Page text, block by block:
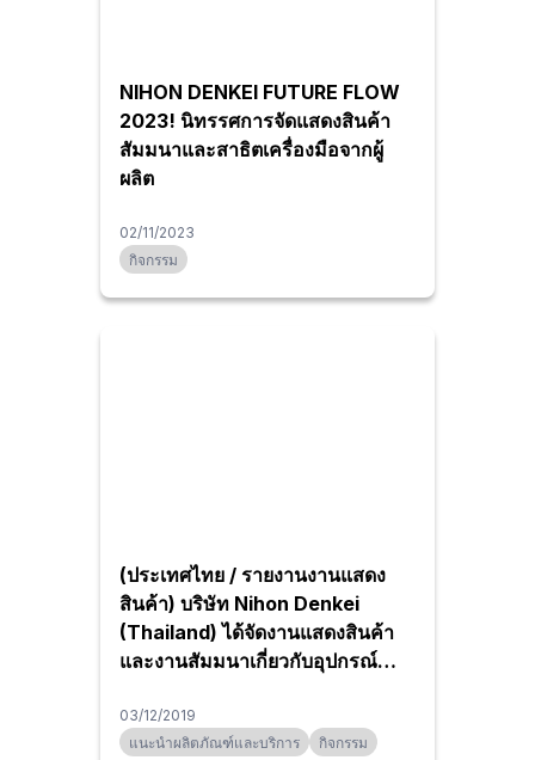
NIHON DENKEI FUTURE FLOW
2023! นิทรรศการจัดแสดงสินค้า
สัมมนาและสาธิตเครื่องมือจากผู้
ผลิต
02/11/2023
กิจกรรม
(ประเทศไทย / รายงานงานแสดง
สินค้า) บริษัท Nihon Denkei
(Thailand) ได้จัดงานแสดงสินค้า
และงานสัมมนาเกี่ยวกับอุปกรณ์
03/12/2019
แนะนำผลิตภัณฑ์และบริการ กิจกรรม